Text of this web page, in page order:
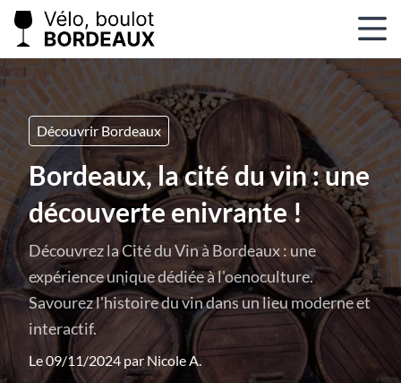
Découvrir Bordeaux
Bordeaux, la cité du vin : une
découverte enivrante !
Découvrez la Cité du Vin à Bordeaux : une
expérience unique dédiée à l'oenoculture.
Savourez l'histoire du vin dans un lieu moderne et
interactif.
Le 09/11/2024 parNicole A.